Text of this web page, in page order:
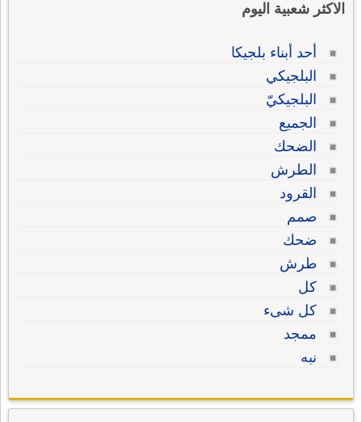
الاكثر شعبية اليوم
أحد أبناء بلجيكا
البلجيكي
البلجيكيّ
الجميع
الضحك
الطرش
القرود
صمم
ضحك
طرش
كل
كل شىء
ممجد
نبه